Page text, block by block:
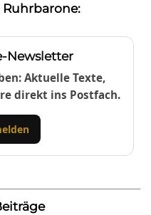
Newsletter
Aktuelle Texte,
direkt ins Postfach.